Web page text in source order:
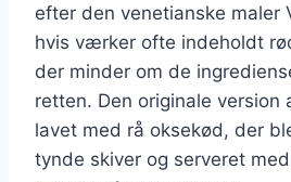
efter den venetianske maler
hvis værker ofte indeholdt
der minder om de
retten. Den originale version
lavet med rå oksekød, der
tynde skiver og serveret